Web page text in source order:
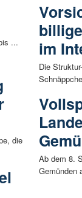
...
die
im
Die
Ab dem 8.
Gemünden